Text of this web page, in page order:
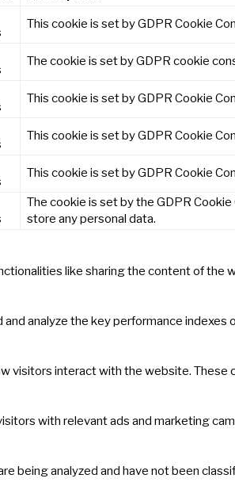
This cookie is set by GDPR Cookie
The cookie is set by GDPR cookie
This cookie is set by GDPR Cookie
This cookie is set by GDPR Cookie
This cookie is set by GDPR Cookie
The cookie is set by the GDPR
store any personal data.
like sharing the content of
analyze the key performance
visitors interact with the website.
with relevant ads and marketing
being analyzed and have not been